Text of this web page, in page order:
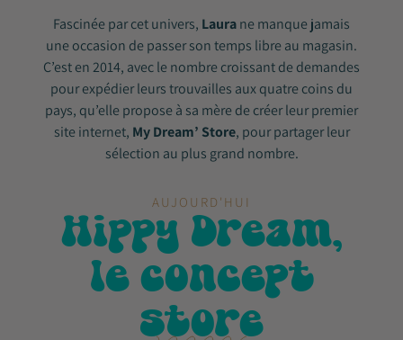
Fascinée par cet univers, Laurane manque jamais
une occasion de passer son temps libre au magasin.
C’est en 2014, avec le nombre croissant de demandes
pour expédier leurs trouvailles aux quatre coins du
pays, qu’elle propose à sa mère de créer leur premier
site internet, My Dream’ Store, pour partager leur
sélection au plus grand nombre.
Hippy Dream,
le concept
store
AUJOURD'HUI